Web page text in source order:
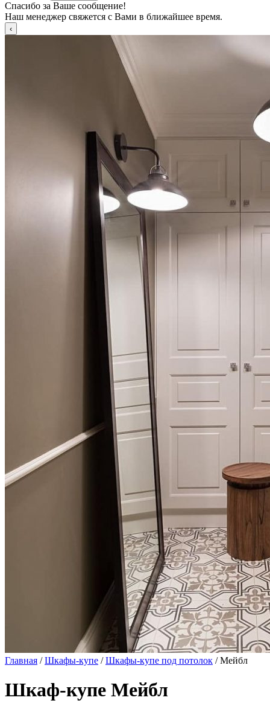
Спасибо за Ваше сообщение!
Наш менеджер свяжется с Вами в ближайшее время.
Главная /Шкафы-купе /Шкафы-купе под потолок / Мейбл
Шкаф-купе Мейбл